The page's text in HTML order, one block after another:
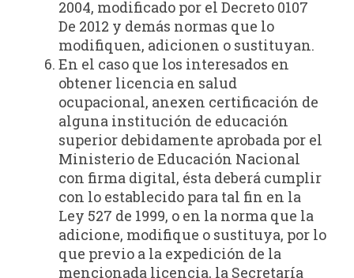
2004, modificado por el Decreto 0107
De 2012 y demás normas que lo
modifiquen, adicionen o sustituyan.
En el caso que los interesados en
obtener licencia en salud
ocupacional, anexen certificación de
alguna institución de educación
superior debidamente aprobada por el
Ministerio de Educación Nacional
con firma digital, ésta deberá cumplir
con lo establecido para tal fin en la
Ley 527 de 1999, o en la norma que la
adicione, modifique o sustituya, por lo
que previo a la expedición de la
mencionada licencia, la Secretaría